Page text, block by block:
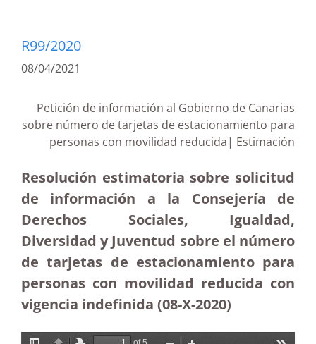
R99/2020
08/04/2021
Petición de información al Gobierno de Canarias
sobre número de tarjetas de estacionamiento para
personas con movilidad reducida| Estimación
Resolución estimatoria sobre solicitud
de información a la Consejería de
Derechos Sociales, Igualdad,
Diversidad y Juventud sobre el número
de tarjetas de estacionamiento para
personas con movilidad reducida con
vigencia indefinida (08-X-2020)